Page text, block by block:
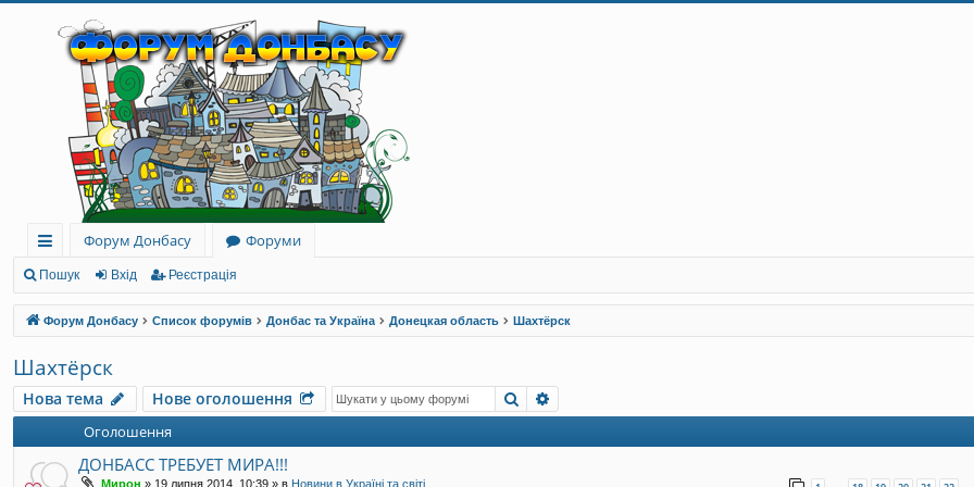
ви
дк
и
й
до
ст
уп
Форум Донбасу
Форуми
Пошук Вхід Реєстрація
Форум Донбасу Список форумів Донбас та Україна Донецкая область Шахтёрск
Шахтёрск
Нова тема Нове оголошення Пошук
Оголошення
ДОНБАСС ТРЕБУЕТ МИРА!!!
Мирон » 19 липня 2014, 10:39 » в Новини в Україні та світі